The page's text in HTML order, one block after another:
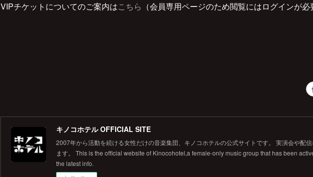
VIPチケットについてのご案内はこちら （会員専用ページのため閲覧にはログインが必
キノコホテル OFFICIAL SITE
2007年から活動を続ける女性だけの音楽集団、キノコホテルの公式サイトです。 実演会や配
ます。 This is the official website of Kinocohotel,a female-only music group that has been
the latest info.